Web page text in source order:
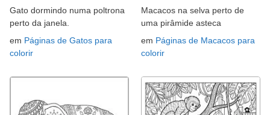
Gato dormindo numa poltrona
perto da janela.
em Páginas de Gatos para
colorir
Macacos na selva perto de
uma pirâmide asteca
em Páginas de Macacos para
colorir